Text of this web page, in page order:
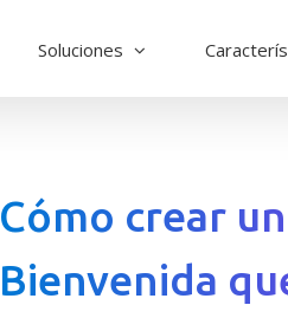
Soluciones
Cómo crear
Bienvenida